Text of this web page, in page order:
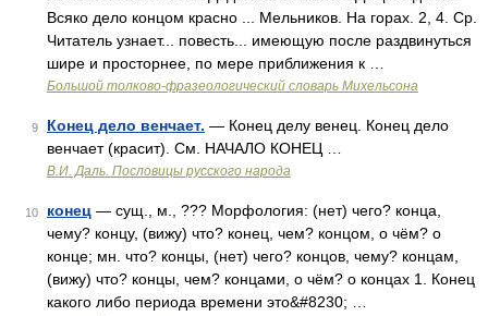
Всяко дело концом красно ... Мельников. На горах. 2, 4. Ср.
Читатель узнает... повесть... имеющую после раздвинуться
шире и просторнее, по мере приближения к …
Большой толково-фразеологический словарь Михельсона
9 Конец дело венчает. — Конец делу венец. Конец дело
венчает (красит). См. НАЧАЛО КОНЕЦ …
В.И. Даль. Пословицы русского народа
10 конец — сущ., м., ??? Морфология: (нет) чего? конца,
чему? концу, (вижу) что? конец, чем? концом, о чём? о
конце; мн. что? концы, (нет) чего? концов, чему? концам,
(вижу) что? концы, чем? концами, о чём? о концах 1. Конец
какого либо периода времени это&#8230; …